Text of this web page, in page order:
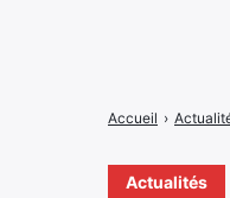
Actualités
Accueil ›